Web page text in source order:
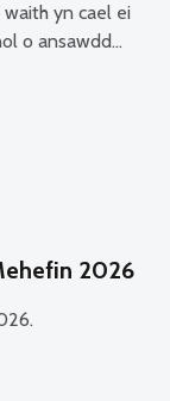
yn cael ei
o ansawdd
2026